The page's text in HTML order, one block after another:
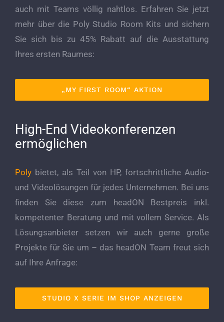
auch mit Teams völlig nahtlos. Erfahren Sie jetzt
mehr über die Poly Studio Room Kits und sichern
Sie sich bis zu 45% Rabatt auf die Ausstattung
Ihres ersten Raumes:
„MY FIRST ROOM“ AKTION
High-End Videokonferenzen
ermöglichen
Poly bietet, als Teil von HP, fortschrittliche Audio-
und Videolösungen für jedes Unternehmen. Bei uns
finden Sie diese zum headON Bestpreis inkl.
kompetenter Beratung und mit vollem Service. Als
Lösungsanbieter setzen wir auch gerne große
Projekte für Sie um – das headON Team freut sich
auf Ihre Anfrage:
STUDIO X SERIE IM SHOP ANZEIGEN